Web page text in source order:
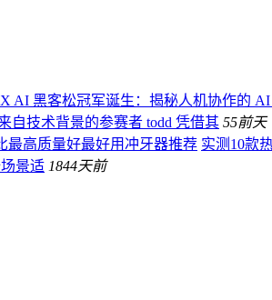
AI 黑客松冠军诞生：揭秘人机协作的
自技术背景的参赛者 todd 凭借其 55前天
最高质量好最好用冲牙器推荐 实测10款
景适 1844天前